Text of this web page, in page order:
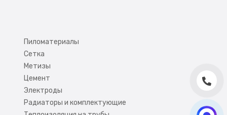
Пиломатериалы
Сетка
Метизы
Цемент
Электроды
Радиаторы и комплектующие